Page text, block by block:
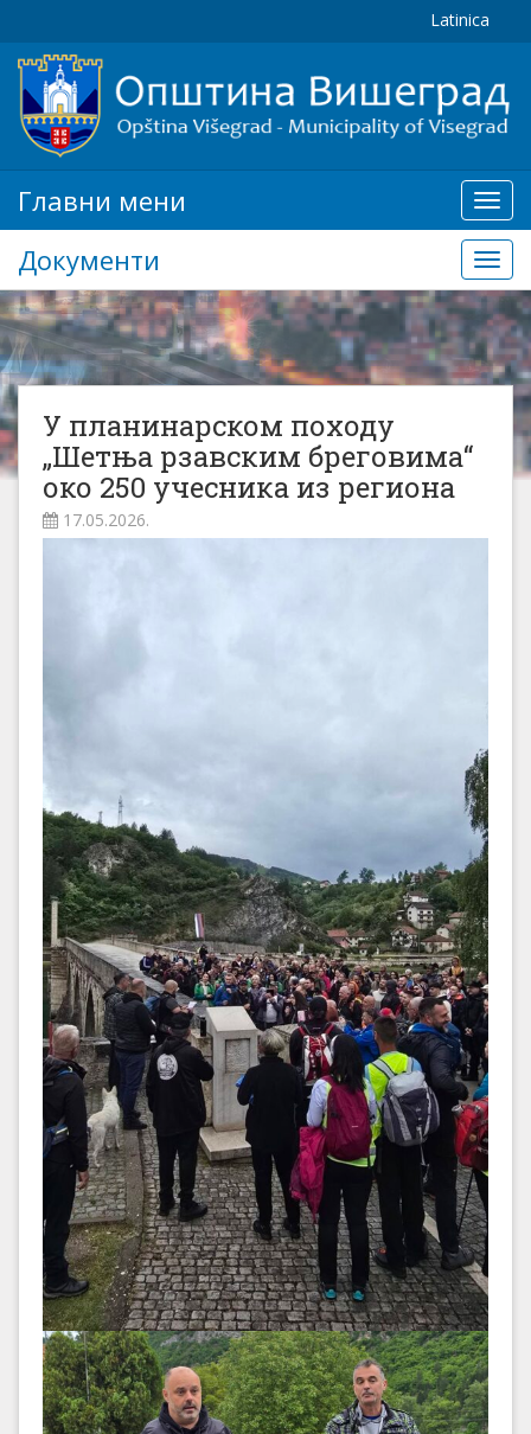
Latinica
мени
Главни мени
Документи
У планинарском походу
„Шетња рзавским бреговима“
око 250 учесника из региона
17.05.2026.